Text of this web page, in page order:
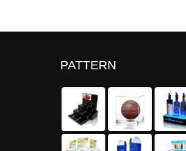
PATTERN